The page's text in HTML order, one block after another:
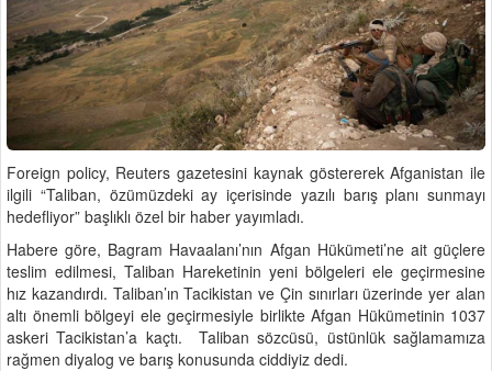
Foreign policy, Reuters gazetesini kaynak göstererek Afganistan ile
ilgili “Taliban, özümüzdeki ay içerisinde yazılı barış planı sunmayı
hedefliyor” başlıklı özel bir haber yayımladı.
Habere göre, Bagram Havaalanı’nın Afgan Hükümeti’ne ait güçlere
teslim edilmesi, Taliban Hareketinin yeni bölgeleri ele geçirmesine
hız kazandırdı. Taliban’ın Tacikistan ve Çin sınırları üzerinde yer alan
altı önemli bölgeyi ele geçirmesiyle birlikte Afgan Hükümetinin 1037
askeri Tacikistan’a kaçtı. Taliban sözcüsü, üstünlük sağlamamıza
rağmen diyalog ve barış konusunda ciddiyiz dedi.